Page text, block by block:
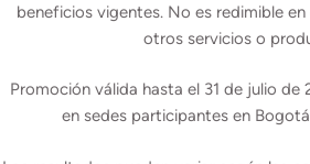
beneficios vigentes. No es redimible
otros servicios o
Promoción válida hasta el 31 de julio de
en sedes participantes en